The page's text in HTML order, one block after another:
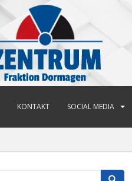
KONTAKT SOCIAL MEDIA